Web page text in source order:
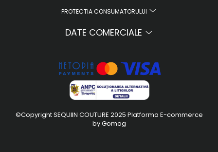
PROTECTIA CONSUMATORULUI
DATE COMERCIALE
©Copyright SEQUIIN COUTURE 2025 Platforma E-commerce
by Gomag